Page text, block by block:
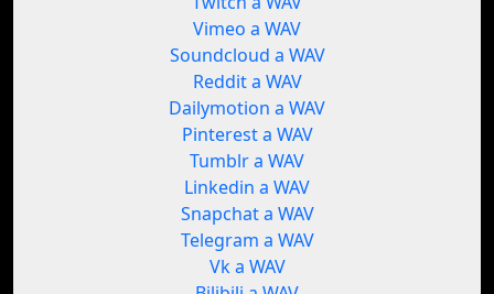
Vimeo a WAV
Soundcloud a WAV
Reddit a WAV
Dailymotion a WAV
Pinterest a WAV
Tumblr a WAV
Linkedin a WAV
Snapchat a WAV
Telegram a WAV
Vk a WAV